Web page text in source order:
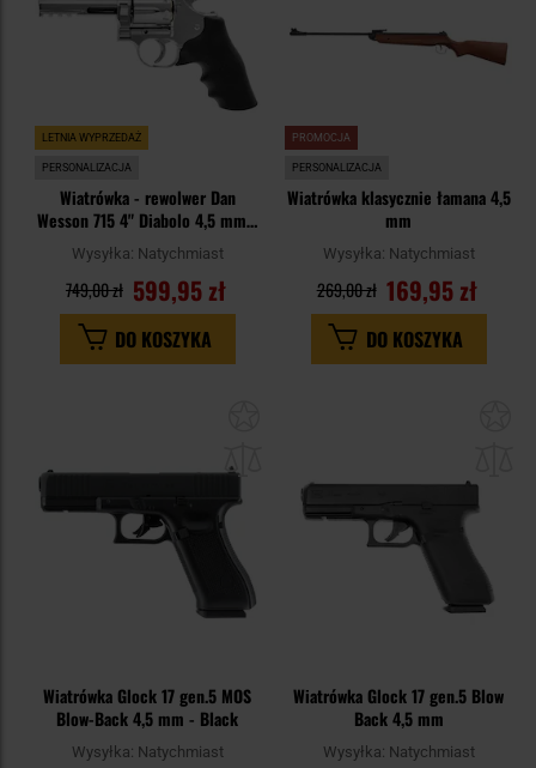
LETNIA WYPRZEDAŻ
PERSONALIZACJA
Wiatrówka - rewolwer Dan
Wesson 715 4" Diabolo 4,5 mm -
silver
Wysyłka: Natychmiast
599,95 zł
749,00 zł
DO KOSZYKA
PROMOCJA
PERSONALIZACJA
Wiatrówka klasycznie łamana 4,5
mm
Wysyłka: Natychmiast
169,95 zł
269,00 zł
DO KOSZYKA
Wiatrówka Glock 17 gen.5 MOS
Blow-Back 4,5 mm - Black
Wysyłka: Natychmiast
Wiatrówka Glock 17 gen.5 Blow
Back 4,5 mm
Wysyłka: Natychmiast